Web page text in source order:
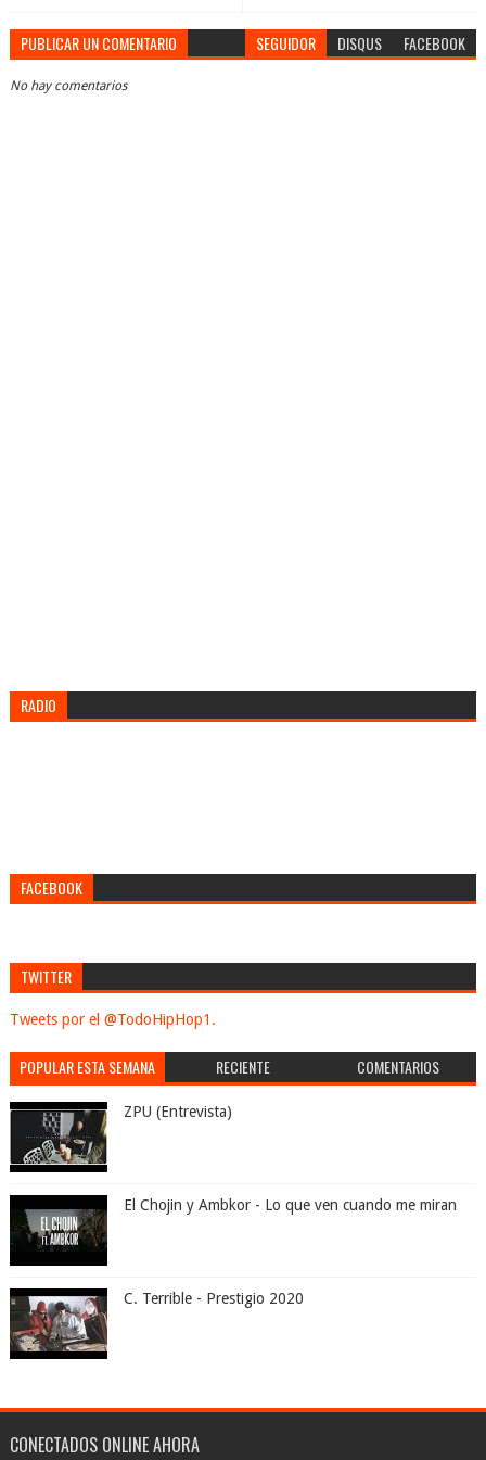
PUBLICAR UN COMENTARIO SEGUIDOR DISQUS FACEBOOK
No hay comentarios
RADIO
FACEBOOK
TWITTER
Tweets por el @TodoHipHop1.
POPULAR ESTA SEMANA RECIENTE COMENTARIOS
ZPU (Entrevista)
El Chojin y Ambkor - Lo que ven cuando me miran
C. Terrible - Prestigio 2020
CONECTADOS ONLINE AHORA